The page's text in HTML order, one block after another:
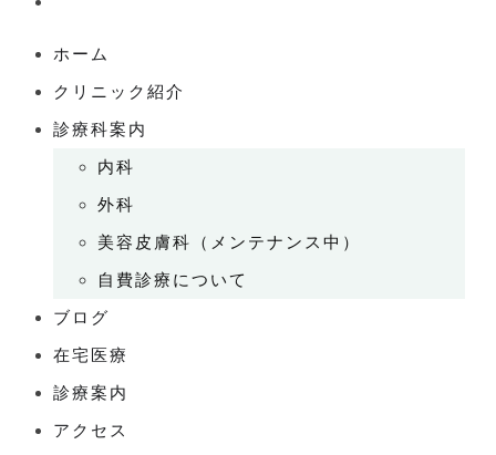
ホーム
クリニック紹介
診療科案内
内科
外科
美容皮膚科（メンテナンス中）
自費診療について
ブログ
在宅医療
診療案内
アクセス